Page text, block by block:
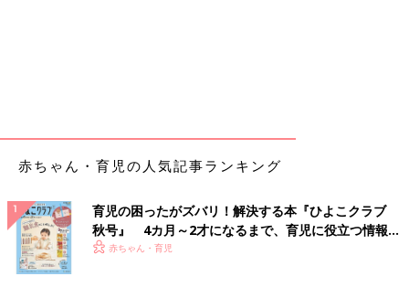
い…(ToT)」
「親子でファンクラブに入ってます。これから、and moreの申
し込みも始まるのに、ショックすぎる(T_T) そしてただいま受
験真っ最中の娘への影響が心配。。。なんで今なの(TT)」
受験にも影響しかねない嵐の活動休止。
2020年には教育改革が始動。受験や学習に関する大きな変化も
赤ちゃん・育児の人気記事ランキング
育児の困ったがズバリ！解決する本『ひよこクラブ
秋号』 4カ月～2才になるまで、育児に役立つ情報が
いっぱい！
赤ちゃん・育児